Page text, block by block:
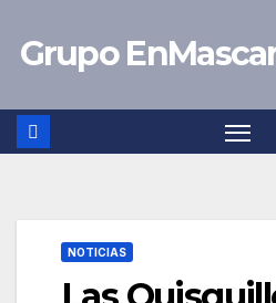
Grupo
NOTICIAS